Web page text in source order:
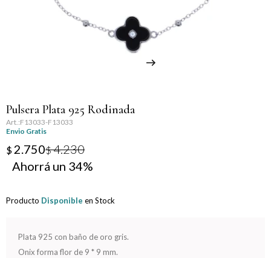
Pulsera Plata 925 Rodinada
F13033-F13033
Envio Gratis
$ 2.750$4.230
34
Producto Disponible en Stock
Plata 925 con baño de oro gris.
Onix forma flor de 9 * 9 mm.
Día de la Mujer
Día del Amigo
Día del Maestro
Día del Padre
Graduación
Nacimiento